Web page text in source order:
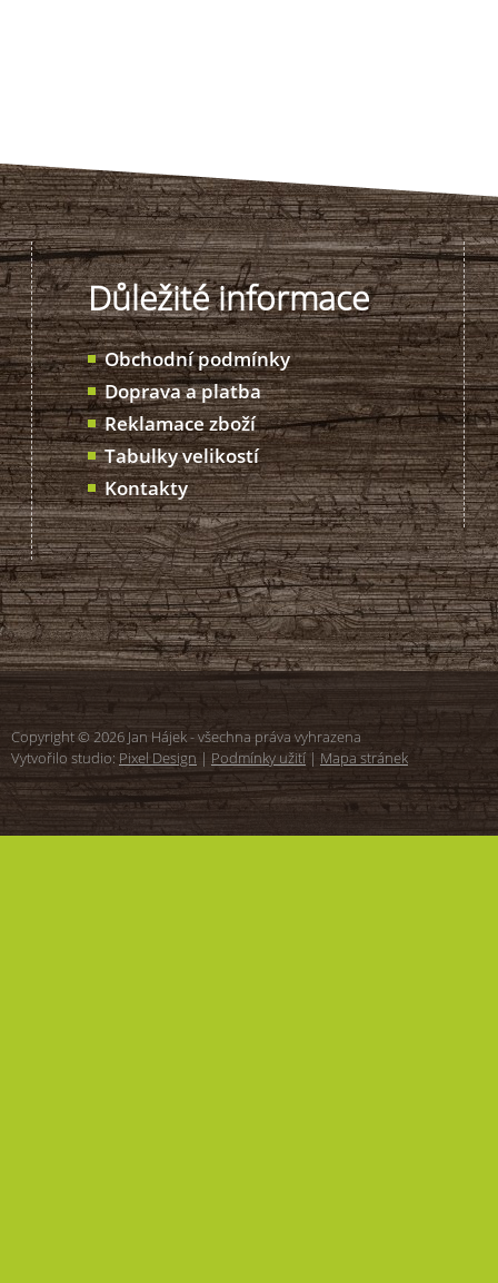
Důležité informace
Obchodní podmínky
Doprava a platba
Reklamace zboží
Tabulky velikostí
Kontakty
Copyright © 2026 Jan Hájek - všechna práva vyhrazena
Vytvořilo studio: Pixel Design | Podmínky užití | Mapa stránek